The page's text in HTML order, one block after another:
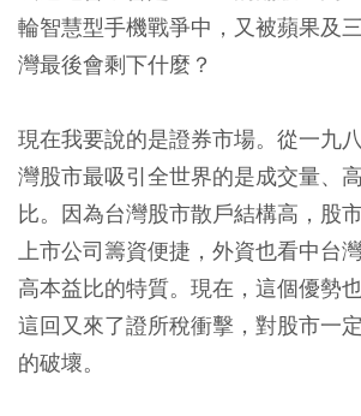
輪智慧型手機戰爭中，又被蘋果及
灣最後會剩下什麼？
現在我要說的是證券市場。從一九
灣股市最吸引全世界的是成交量、
比。因為台灣股市散戶結構高，股
上市公司籌資便捷，外資也看中台
高本益比的特質。現在，這個優勢
這回又來了證所稅衝擊，對股市一
的破壞。